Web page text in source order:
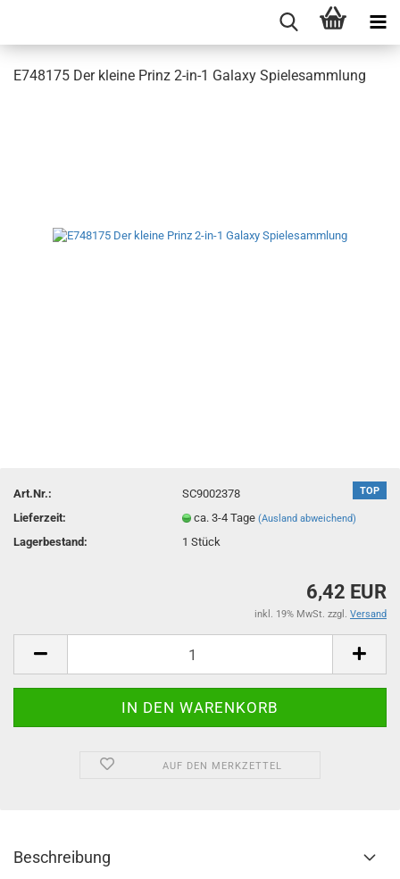
E748175 Der kleine Prinz 2-in-1 Galaxy Spielesammlung
TOP
Art.Nr.:
SC9002378
Lieferzeit:
ca. 3-4 Tage(Ausland abweichend)
Lagerbestand: 1Stück
6,42 EUR
inkl. 19% MwSt. zzgl. Versand
AUF DEN MERKZETTEL
Beschreibung